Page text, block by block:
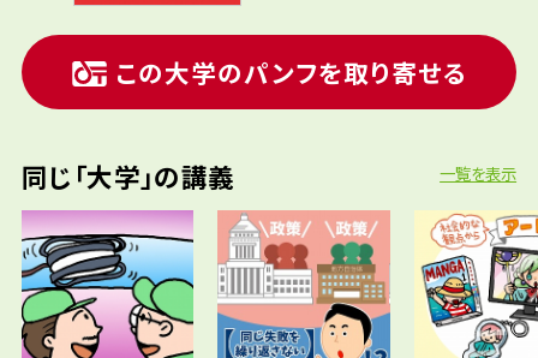
この大学のパンフを取り寄せる
同じ「大学」の講義 一覧を表示